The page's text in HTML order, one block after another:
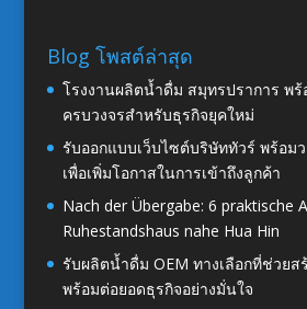
Blog โพสต์ล่าสุด
โรงงานผลิตน้ำดื่ม สมุทรปราการ พ
ครบวงจรสำหรับธุรกิจยุคใหม่
รับออกแบบเว็บไซต์บริษัททัวร์ พร้อมว
เพื่อเพิ่มโอกาสในการเข้าถึงลูกค้า
Nach der Übergabe: 6 praktische
Ruhestandshaus nahe Hua Hin
รับผลิตน้ำดื่ม OEM ทางเลือกที่ช่วยส
พร้อมต่อยอดธุรกิจอย่างมั่นใจ